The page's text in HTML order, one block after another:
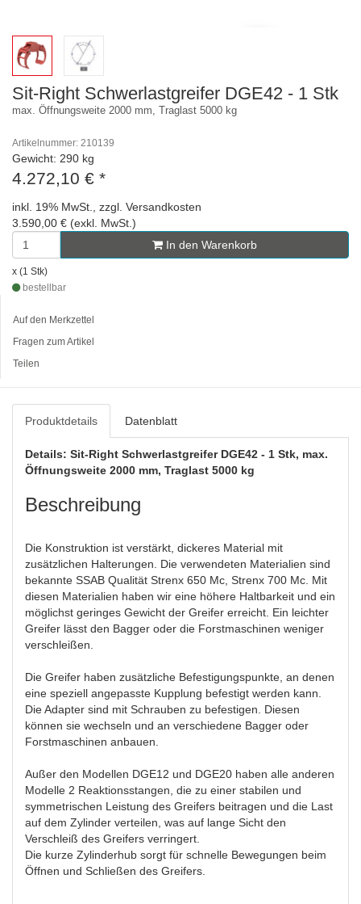
Sit-Right Schwerlastgreifer DGE42 - 1 Stk
max. Öffnungsweite 2000 mm, Traglast 5000 kg
Artikelnummer: 210139
Gewicht: 290 kg
4.272,10 € *
inkl. 19% MwSt., zzgl. Versandkosten
3.590,00 € (exkl. MwSt.)
In den Warenkorb
x (1 Stk)
bestellbar
Auf den Merkzettel
Fragen zum Artikel
Teilen
Produktdetails Datenblatt
Details: Sit-Right Schwerlastgreifer DGE42 - 1 Stk, max.
Öffnungsweite 2000 mm, Traglast 5000 kg
Beschreibung
Die Konstruktion ist verstärkt, dickeres Material mit
zusätzlichen Halterungen. Die verwendeten Materialien sind
bekannte SSAB Qualität Strenx 650 Mc, Strenx 700 Mc. Mit
diesen Materialien haben wir eine höhere Haltbarkeit und ein
möglichst geringes Gewicht der Greifer erreicht. Ein leichter
Greifer lässt den Bagger oder die Forstmaschinen weniger
verschleißen.
Die Greifer haben zusätzliche Befestigungspunkte, an denen
eine speziell angepasste Kupplung befestigt werden kann.
Die Adapter sind mit Schrauben zu befestigen. Diesen
können sie wechseln und an verschiedene Bagger oder
Forstmaschinen anbauen.
Außer den Modellen DGE12 und DGE20 haben alle anderen
Modelle 2 Reaktionsstangen, die zu einer stabilen und
symmetrischen Leistung des Greifers beitragen und die Last
auf dem Zylinder verteilen, was auf lange Sicht den
Verschleiß des Greifers verringert.
Die kurze Zylinderhub sorgt für schnelle Bewegungen beim
Öffnen und Schließen des Greifers.